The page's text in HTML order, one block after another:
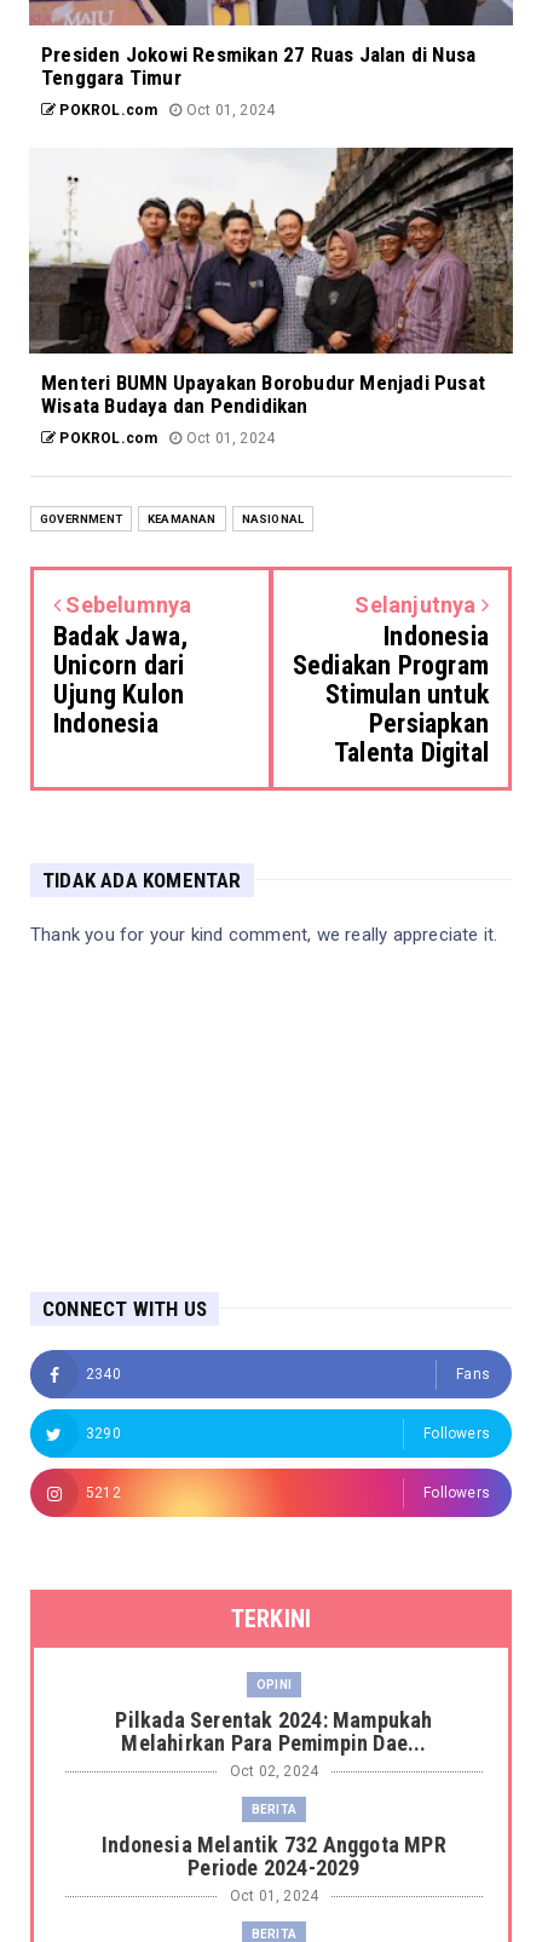
Presiden Jokowi Resmikan 27 Ruas Jalan di Nusa
Tenggara Timur
POKROL.com Oct 01, 2024
Menteri BUMN Upayakan Borobudur Menjadi Pusat
Wisata Budaya dan Pendidikan
POKROL.com Oct 01, 2024
GOVERNMENT KEAMANAN NASIONAL
Sebelumnya
Badak Jawa,
Unicorn dari
Ujung Kulon
Indonesia
Selanjutnya
Indonesia
Sediakan Program
Stimulan untuk
Persiapkan
Talenta Digital
TIDAK ADA KOMENTAR
Thank you for your kind comment, we really appreciate it.
CONNECT WITH US
2340 Fans
3290 Followers
5212 Followers
TERKINI
OPINI
Pilkada Serentak 2024: Mampukah
Melahirkan Para Pemimpin Dae...
Oct 02, 2024
BERITA
Indonesia Melantik 732 Anggota MPR
Periode 2024-2029
Oct 01, 2024
BERITA